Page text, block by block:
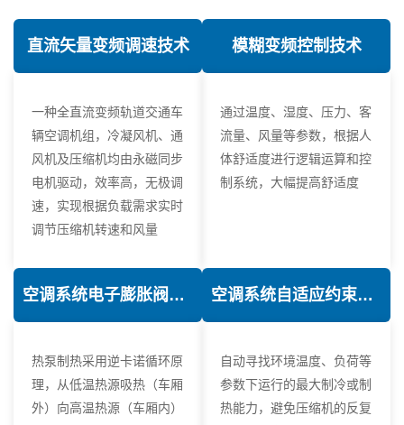
直流矢量变频调速技术
一种全直流变频轨道交通车
辆空调机组，冷凝风机、通
风机及压缩机均由永磁同步
电机驱动，效率高，无极调
速，实现根据负载需求实时
调节压缩机转速和风量
模糊变频控制技术
通过温度、湿度、压力、客
流量、风量等参数，根据人
体舒适度进行逻辑运算和控
制系统，大幅提高舒适度
空调系统电子膨胀阀热力学优化技术
热泵制热采用逆卡诺循环原
理，从低温热源吸热（车厢
外）向高温热源（车厢内）
空调系统自适应约束控制技术
自动寻找环境温度、负荷等
参数下运行的最大制冷或制
热能力，避免压缩机的反复